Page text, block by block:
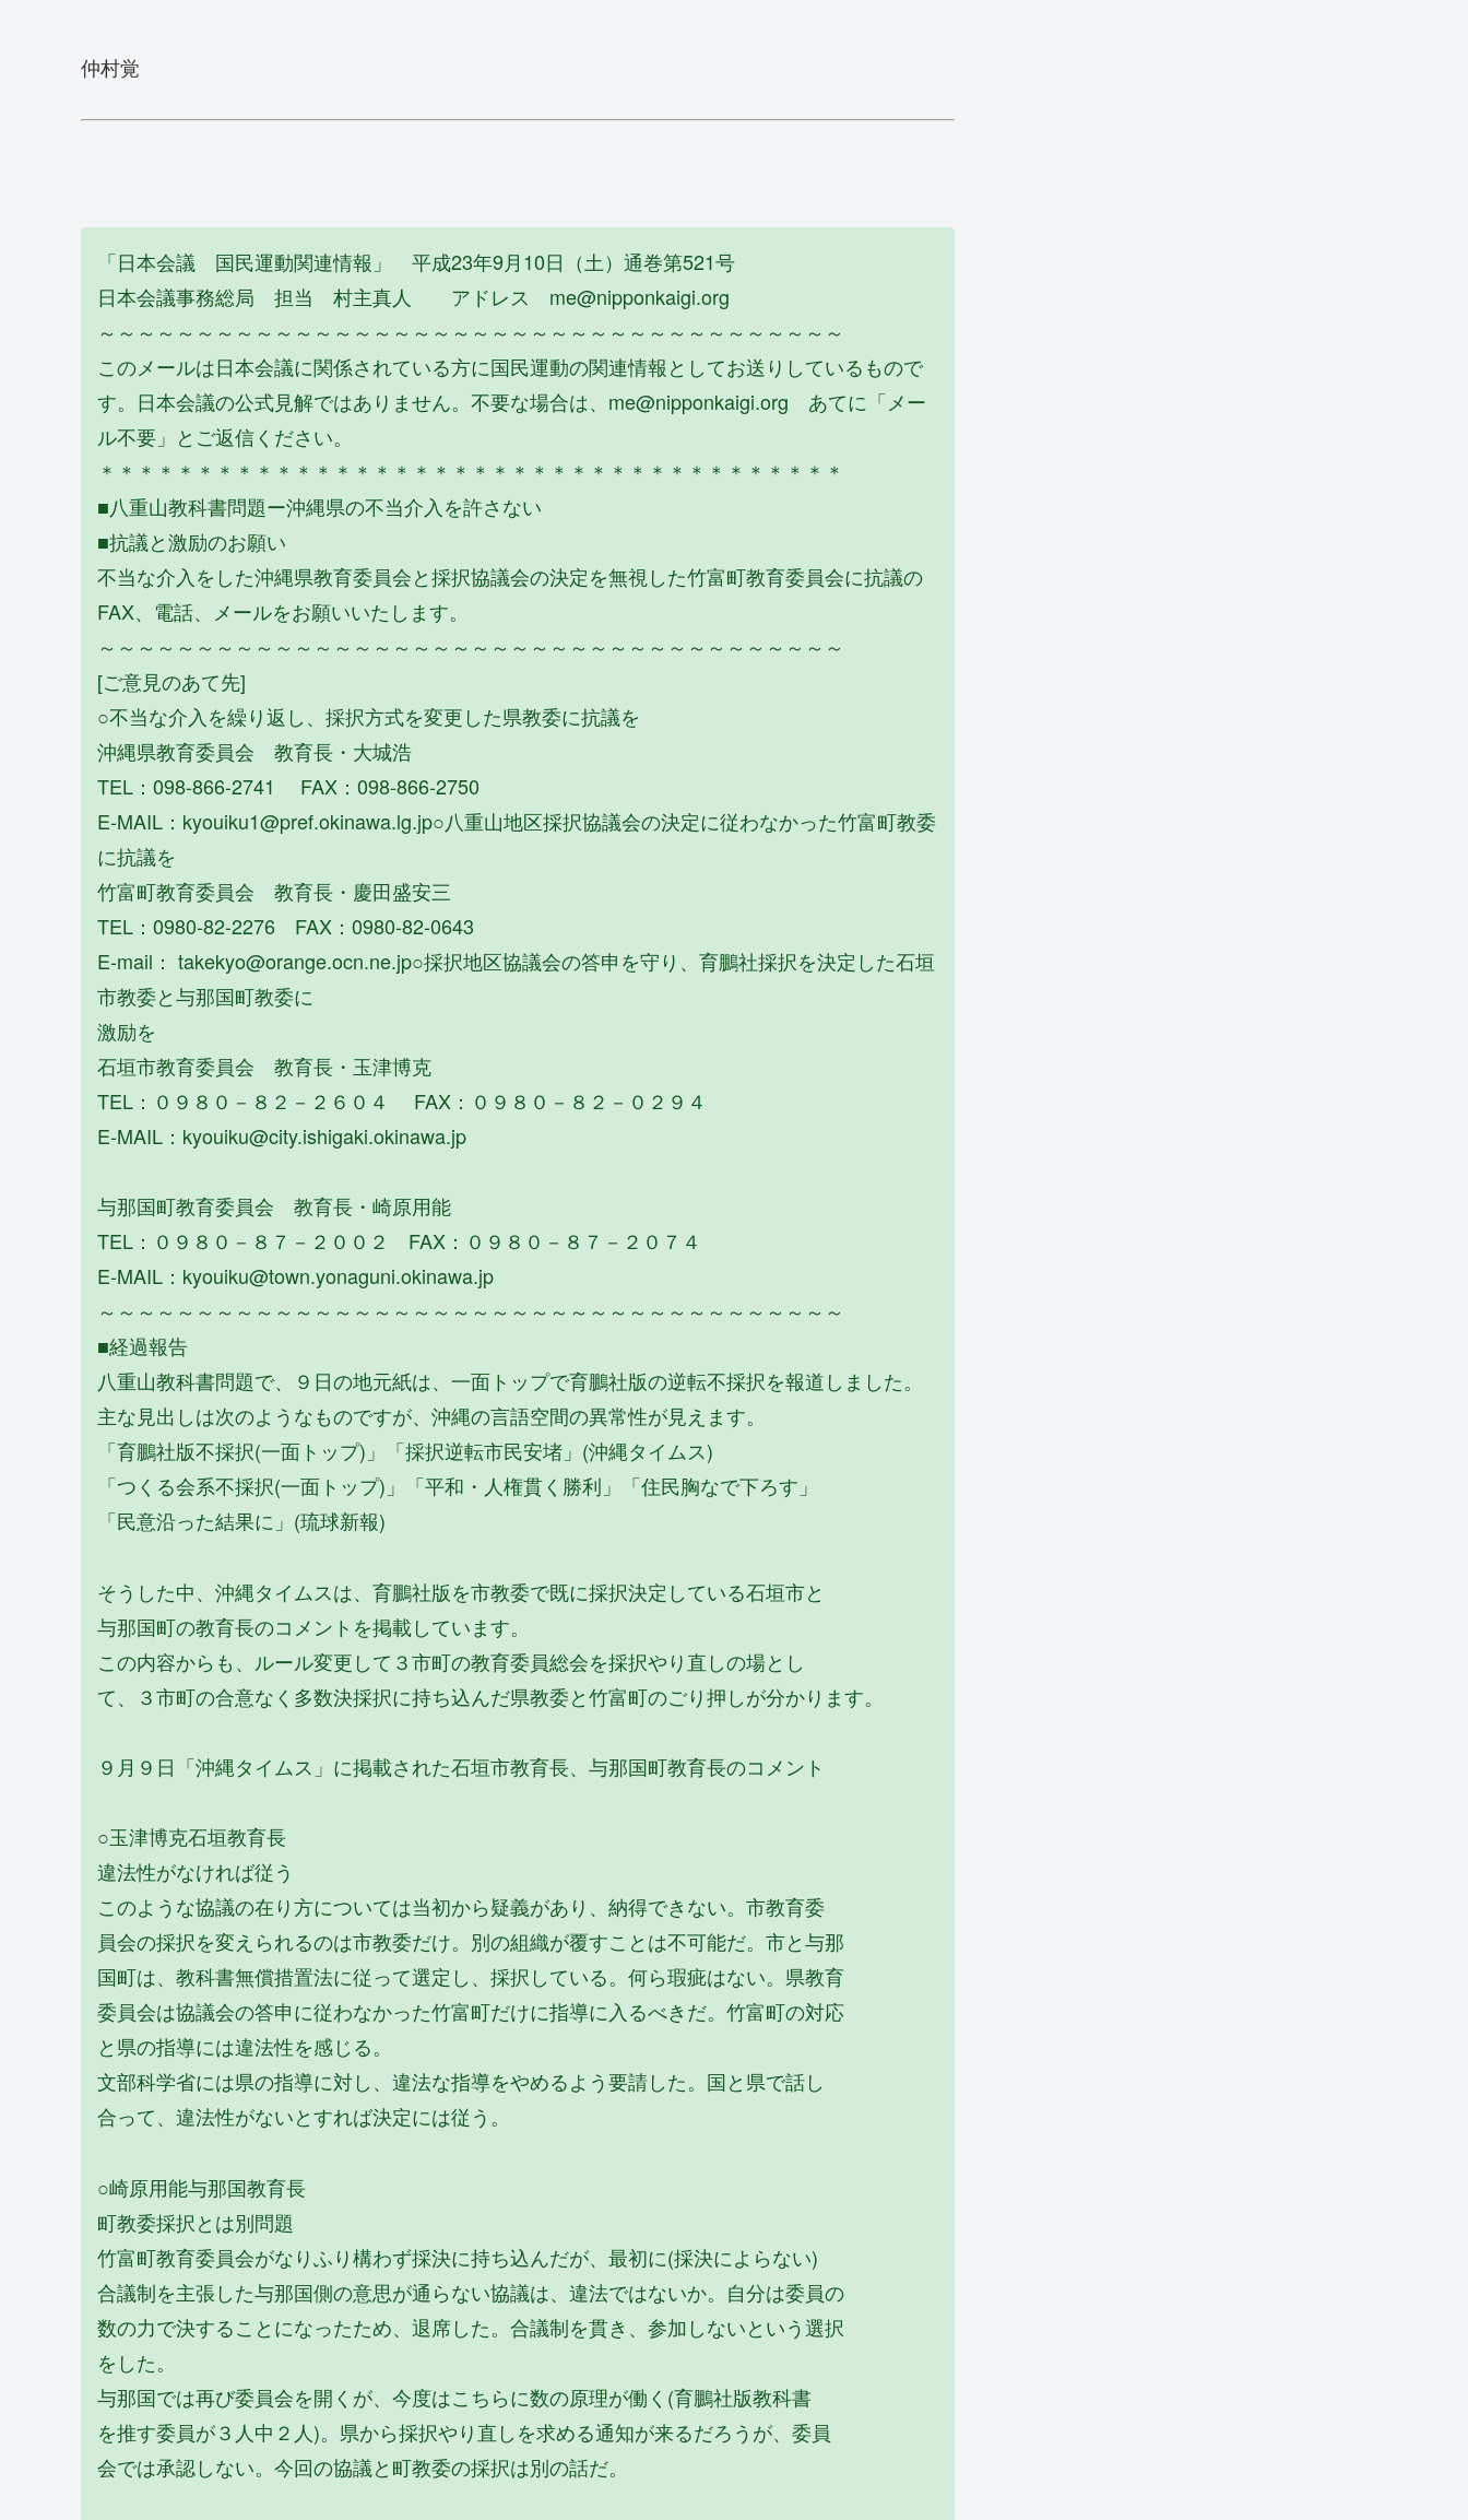
仲村覚
「日本会議 国民運動関連情報」 平成23年9月10日（土）通巻第521号
日本会議事務総局 担当 村主真人 アドレス me@nipponkaigi.org
～～～～～～～～～～～～～～～～～～～～～～～～～～～～～～～～～～～～～～
このメールは日本会議に関係されている方に国民運動の関連情報としてお送りしているもので
す。日本会議の公式見解ではありません。不要な場合は、me@nipponkaigi.org あてに「メー
ル不要」とご返信ください。
＊＊＊＊＊＊＊＊＊＊＊＊＊＊＊＊＊＊＊＊＊＊＊＊＊＊＊＊＊＊＊＊＊＊＊＊＊＊
■八重山教科書問題ー沖縄県の不当介入を許さない
■抗議と激励のお願い
不当な介入をした沖縄県教育委員会と採択協議会の決定を無視した竹富町教育委員会に抗議の
FAX、電話、メールをお願いいたします。
～～～～～～～～～～～～～～～～～～～～～～～～～～～～～～～～～～～～～～
[ご意見のあて先]
○不当な介入を繰り返し、採択方式を変更した県教委に抗議を
沖縄県教育委員会 教育長・大城浩
TEL：098-866-2741 FAX：098-866-2750
E-MAIL：kyouiku1@pref.okinawa.lg.jp○八重山地区採択協議会の決定に従わなかった竹富町教委
に抗議を
竹富町教育委員会 教育長・慶田盛安三
TEL：0980-82-2276 FAX：0980-82-0643
E-mail： takekyo@orange.ocn.ne.jp○採択地区協議会の答申を守り、育鵬社採択を決定した石垣
市教委と与那国町教委に
激励を
石垣市教育委員会 教育長・玉津博克
TEL：０９８０－８２－２６０４ FAX：０９８０－８２－０２９４
E-MAIL：kyouiku@city.ishigaki.okinawa.jp
与那国町教育委員会 教育長・崎原用能
TEL：０９８０－８７－２００２ FAX：０９８０－８７－２０７４
E-MAIL：kyouiku@town.yonaguni.okinawa.jp
～～～～～～～～～～～～～～～～～～～～～～～～～～～～～～～～～～～～～～
■経過報告
八重山教科書問題で、９日の地元紙は、一面トップで育鵬社版の逆転不採択を報道しました。
主な見出しは次のようなものですが、沖縄の言語空間の異常性が見えます。
「育鵬社版不採択(一面トップ)」「採択逆転市民安堵」(沖縄タイムス)
「つくる会系不採択(一面トップ)」「平和・人権貫く勝利」「住民胸なで下ろす」
「民意沿った結果に」(琉球新報)
そうした中、沖縄タイムスは、育鵬社版を市教委で既に採択決定している石垣市と
与那国町の教育長のコメントを掲載しています。
この内容からも、ルール変更して３市町の教育委員総会を採択やり直しの場とし
て、３市町の合意なく多数決採択に持ち込んだ県教委と竹富町のごり押しが分かります。
９月９日「沖縄タイムス」に掲載された石垣市教育長、与那国町教育長のコメント
○玉津博克石垣教育長
違法性がなければ従う
このような協議の在り方については当初から疑義があり、納得できない。市教育委
員会の採択を変えられるのは市教委だけ。別の組織が覆すことは不可能だ。市と与那
国町は、教科書無償措置法に従って選定し、採択している。何ら瑕疵はない。県教育
委員会は協議会の答申に従わなかった竹富町だけに指導に入るべきだ。竹富町の対応
と県の指導には違法性を感じる。
文部科学省には県の指導に対し、違法な指導をやめるよう要請した。国と県で話し
合って、違法性がないとすれば決定には従う。
○崎原用能与那国教育長
町教委採択とは別問題
竹富町教育委員会がなりふり構わず採決に持ち込んだが、最初に(採決によらない)
合議制を主張した与那国側の意思が通らない協議は、違法ではないか。自分は委員の
数の力で決することになったため、退席した。合議制を貫き、参加しないという選択
をした。
与那国では再び委員会を開くが、今度はこちらに数の原理が働く(育鵬社版教科書
を推す委員が３人中２人)。県から採択やり直しを求める通知が来るだろうが、委員
会では承認しない。今回の協議と町教委の採択は別の話だ。